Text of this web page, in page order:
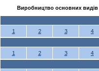
Виробництво основних видів
1
2 3 4
1
2 3 4